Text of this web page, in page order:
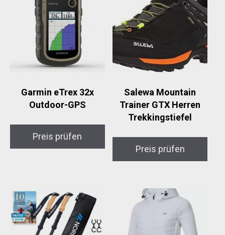
Garmin eTrex 32x
Outdoor-GPS
Preis prüfen
Salewa Mountain
Trainer GTX Herren
Trekkingstiefel
Preis prüfen